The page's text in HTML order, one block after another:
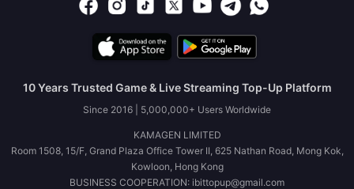
10 Years Trusted Game & Live Streaming Top-Up Platform
Since 2016 | 5,000,000+ Users Worldwide
KAMAGEN LIMITED
Room 1508, 15/F, Grand Plaza Office Tower II, 625 Nathan Road, Mong Kok,
Kowloon, Hong Kong
BUSINESS COOPERATION: ibittopup@gmail.com